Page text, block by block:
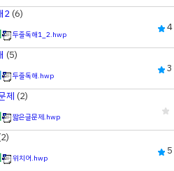
2(6)
두줄독해1_2.hwp
4
(5)
두줄독해.hwp
3
제 (2)
짧은글문제.hwp
위치어.hwp
5